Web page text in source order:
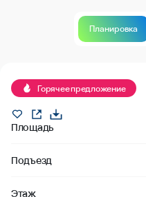
Планировка
Горячее предложение
Площадь
Подъезд
Этаж